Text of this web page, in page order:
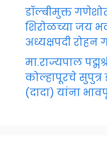
डॉल्बीमुक्त
शिरोळच्या जय
अध्यक्षपदी रोहन
मा.राज्यपाल
कोल्हापूरचे सुपुत्र
(दादा) यांना